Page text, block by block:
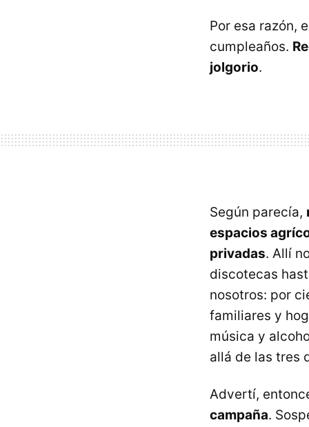
Por esa razón,
cumpleaños.
jolgorio.
Según parecía,
espacios
privadas. Allí
discotecas
nosotros: por
familiares y
música y
allá de las tres
Advertí,
campaña.